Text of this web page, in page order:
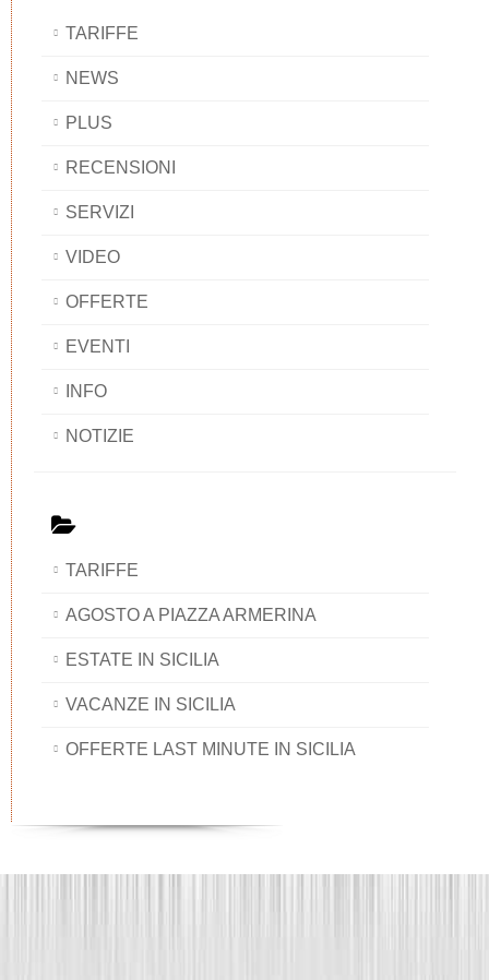
TARIFFE
NEWS
PLUS
RECENSIONI
SERVIZI
VIDEO
OFFERTE
EVENTI
INFO
NOTIZIE
TARIFFE
AGOSTO A PIAZZA ARMERINA
ESTATE IN SICILIA
VACANZE IN SICILIA
OFFERTE LAST MINUTE IN SICILIA